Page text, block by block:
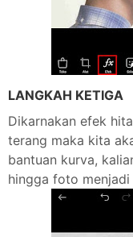
LANGKAH KETIGA
Dikarnakan efek
terang maka kita
bantuan kurva,
hingga foto